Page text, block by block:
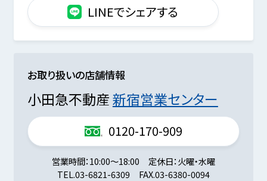
LINEでシェアする
お取り扱いの店舗情報
小田急不動産新宿営業センター
0120-170-909
営業時間 10:00～18:00 定休日 火曜・水曜
TEL.03-6821-6309 FAX.03-6380-0094